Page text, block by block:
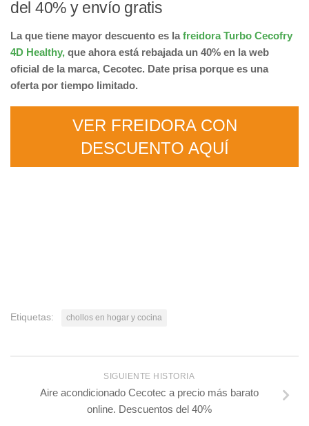
del 40% y envío gratis
La que tiene mayor descuento es la freidora Turbo Cecofry
4D Healthy, que ahora está rebajada un 40% en la web
oficial de la marca, Cecotec. Date prisa porque es una
oferta por tiempo limitado.
VER FREIDORA CON
DESCUENTO AQUÍ
Etiquetas: chollos en hogar y cocina
SIGUIENTE HISTORIA
Aire acondicionado Cecotec a precio más barato
online. Descuentos del 40%